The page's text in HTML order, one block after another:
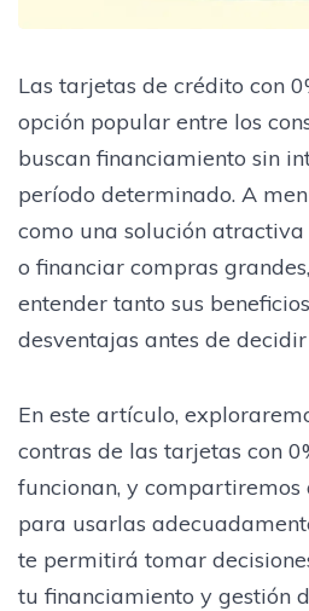
Las tarjetas de crédito con
opción popular entre los
buscan financiamiento sin
período determinado. A
como una solución
o financiar compras
entender tanto sus
desventajas antes de
En este artículo,
contras de las tarjetas con
funcionan, y compartiremos
para usarlas
te permitirá tomar
tu financiamiento y gestión